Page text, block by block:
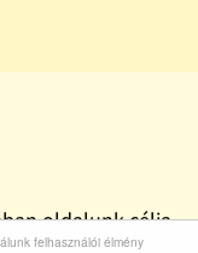
felhasználói élmény
oldalunk célja,